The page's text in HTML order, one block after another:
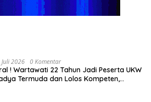
2026 0 Komentar
! Wartawati 22 Tahun Jadi Peserta UKW
Termuda dan Lolos Kompeten,